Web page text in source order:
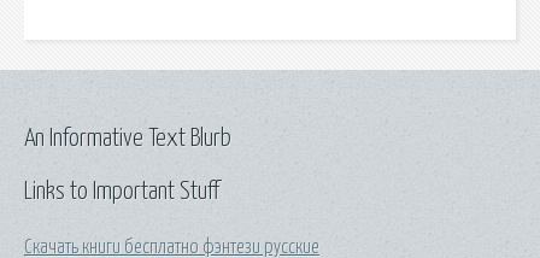
Links to Important Stuff
Скачать книги бесплатно фэнтези русские
An Informative Text Blurb